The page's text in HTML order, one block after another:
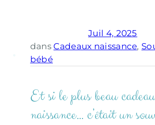
Juil 4, 2025
dans Cadeaux naissance,
bébé
Et si le plus beau
naissance… c’était un